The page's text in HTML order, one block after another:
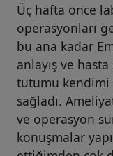
Üç hafta önce
operasyonları
bu ana kadar
anlayış ve
tutumu kendimi
sağladı.
ve operasyon
konuşmalar